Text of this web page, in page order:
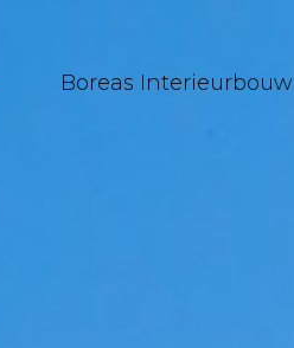
Boreas Interieurbouw